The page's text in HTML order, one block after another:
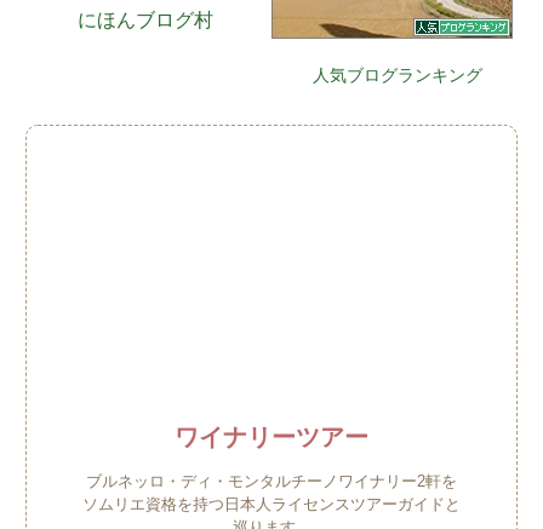
にほんブログ村
人気ブログランキング
ワイナリーツアー
ブルネッロ・ディ・モンタルチーノワイナリー2軒を
ソムリエ資格を持つ日本人ライセンスツアーガイドと